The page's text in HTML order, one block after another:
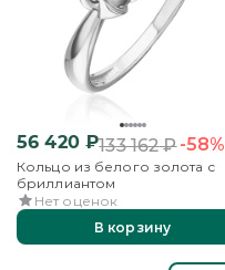
56 420₽133 162₽-58%
Кольцо из белого золота с
бриллиантом
Нет оценок
В корзину